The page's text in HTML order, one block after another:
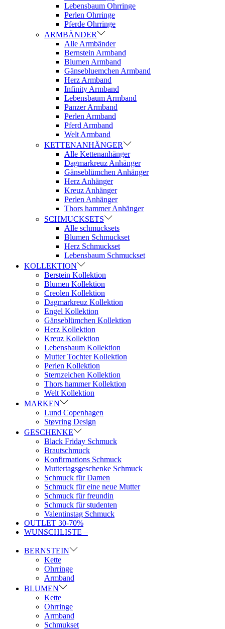
Lebensbaum Ohrringe
Perlen Ohrringe
Pferde Ohrringe
ARMBÄNDER
Alle Armbänder
Bernstein Armband
Blumen Armband
Gänsebluemchen Armband
Herz Armband
Infinity Armband
Lebensbaum Armband
Panzer Armband
Perlen Armband
Pferd Armband
Welt Armband
KETTENANHÄNGER
Alle Kettenanhänger
Dagmarkreuz Anhänger
Gänseblümchen Anhänger
Herz Anhänger
Kreuz Anhänger
Perlen Anhänger
Thors hammer Anhänger
SCHMUCKSETS
Alle schmucksets
Blumen Schmuckset
Herz Schmuckset
Lebensbaum Schmuckset
KOLLEKTION
Berstein Kollektion
Blumen Kollektion
Creolen Kollektion
Dagmarkreuz Kollektion
Engel Kollektion
Gänseblümchen Kollektion
Herz Kollektion
Kreuz Kollektion
Lebensbaum Kollektion
Mutter Tochter Kollektion
Perlen Kollektion
Sternzeichen Kollektion
Thors hammer Kollektion
Welt Kollektion
MARKEN
Lund Copenhagen
Støvring Design
GESCHENKE
Black Friday Schmuck
Brautschmuck
Konfirmations Schmuck
Muttertagsgeschenke Schmuck
Schmuck für Damen
Schmuck für eine neue Mutter
Schmuck für freundin
Schmuck für studenten
Valentinstag Schmuck
OUTLET 30-70%
WUNSCHLISTE –
BERNSTEIN
Kette
Ohrringe
Armband
BLUMEN
Kette
Ohrringe
Armband
Schmukset